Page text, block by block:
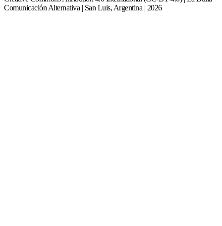
Comunicación Alternativa | San Luis, Argentina | 2026